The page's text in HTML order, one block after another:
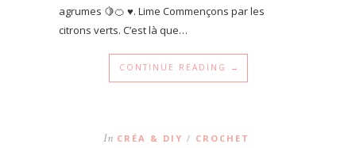
agrumes 🍋🍊 ♥. Lime Commençons par les
citrons verts. C’est là que…
CONTINUE READING →
In CRÉA & DIY / CROCHET